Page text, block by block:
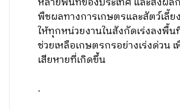
พืชผลทางการเกษตรและสัตว์เลี้ย
ให้ทุกหน่วยงานในสังกัดเร่งลงพื้น
ช่วยเหลือเกษตรกรอย่างเร่งด่วน
เสียหายที่เกิดขึ้น
.